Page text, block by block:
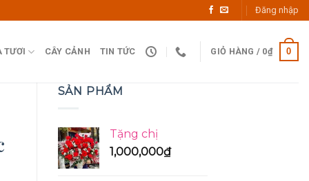
Đăng nhập
TƯƠI CÂY CẢNH TIN TỨC GIỎ HÀNG / 0₫ 0
SẢN PHẨM
Tặng chị
1,000,000₫